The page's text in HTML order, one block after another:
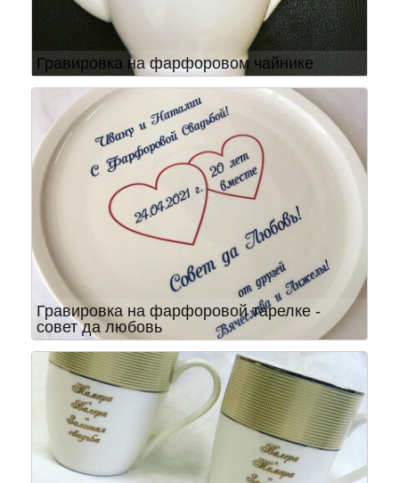
Гравировка на фарфоровом чайнике
Гравировка на фарфоровой тарелке -
совет да любовь